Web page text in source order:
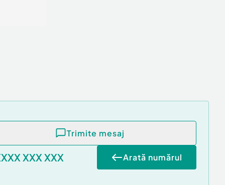
Trimite mesaj
XXX XXX Arată numărul